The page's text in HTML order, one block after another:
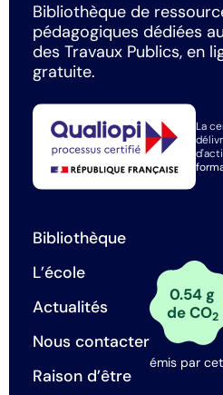
Bibliothèque de
pédagogiques dédiées
des Travaux Publics, en
gratuite.
La
Bibliothèque
L’école
Actualités
Nous contacter
Raison d’être
0.54 g
de CO2
émis par